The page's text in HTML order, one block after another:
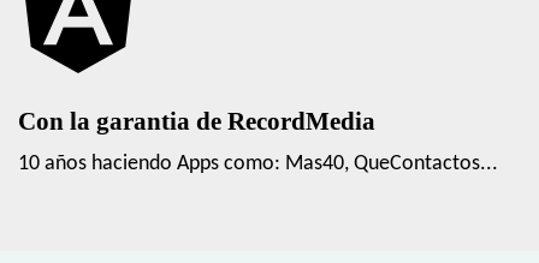
Con la garantia de RecordMedia
10 años haciendo Apps como: Mas40, QueContactos...